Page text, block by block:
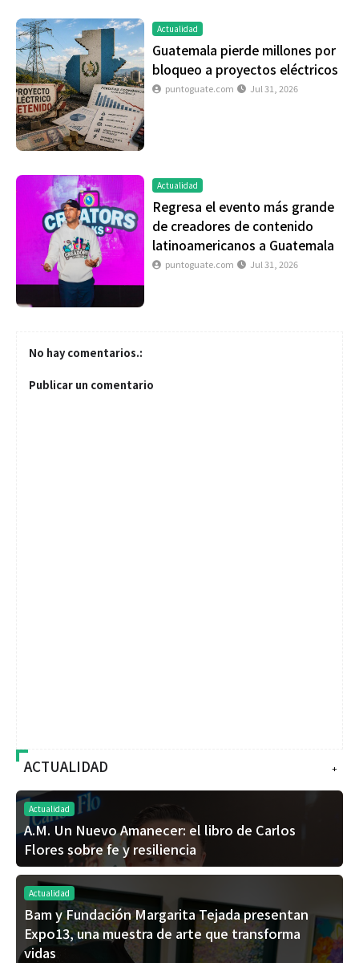
Actualidad
Guatemala pierde millones por
bloqueo a proyectos eléctricos
puntoguate.com Jul 31, 2026
Actualidad
Regresa el evento más grande
de creadores de contenido
latinoamericanos a Guatemala
puntoguate.com Jul 31, 2026
No hay comentarios.:
Publicar un comentario
+
ACTUALIDAD
Actualidad
A.M. Un Nuevo Amanecer: el libro de Carlos
Flores sobre fe y resiliencia
Actualidad
Bam y Fundación Margarita Tejada presentan
Expo13, una muestra de arte que transforma
vidas